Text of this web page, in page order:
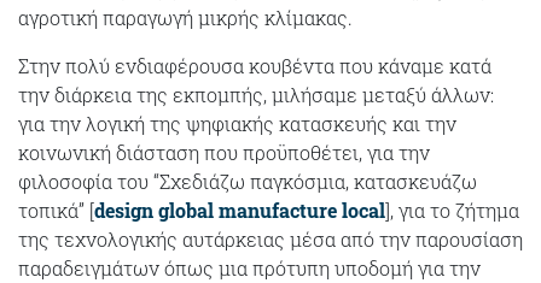
αγροτική παραγωγή μικρής κλίμακας.
Στην πολύ ενδιαφέρουσα κουβέντα που κάναμε κατά
την διάρκεια της εκπομπής, μιλήσαμε μεταξύ άλλων:
για την λογική της ψηφιακής κατασκευής και την
κοινωνική διάσταση που προϋποθέτει, για την
φιλοσοφία του “Σχεδιάζω παγκόσμια, κατασκευάζω
τοπικά” [design global manufacture local], για το ζήτημα
της τεχνολογικής αυτάρκειας μέσα από την παρουσίαση
παραδειγμάτων όπως μια πρότυπη υποδομή για την